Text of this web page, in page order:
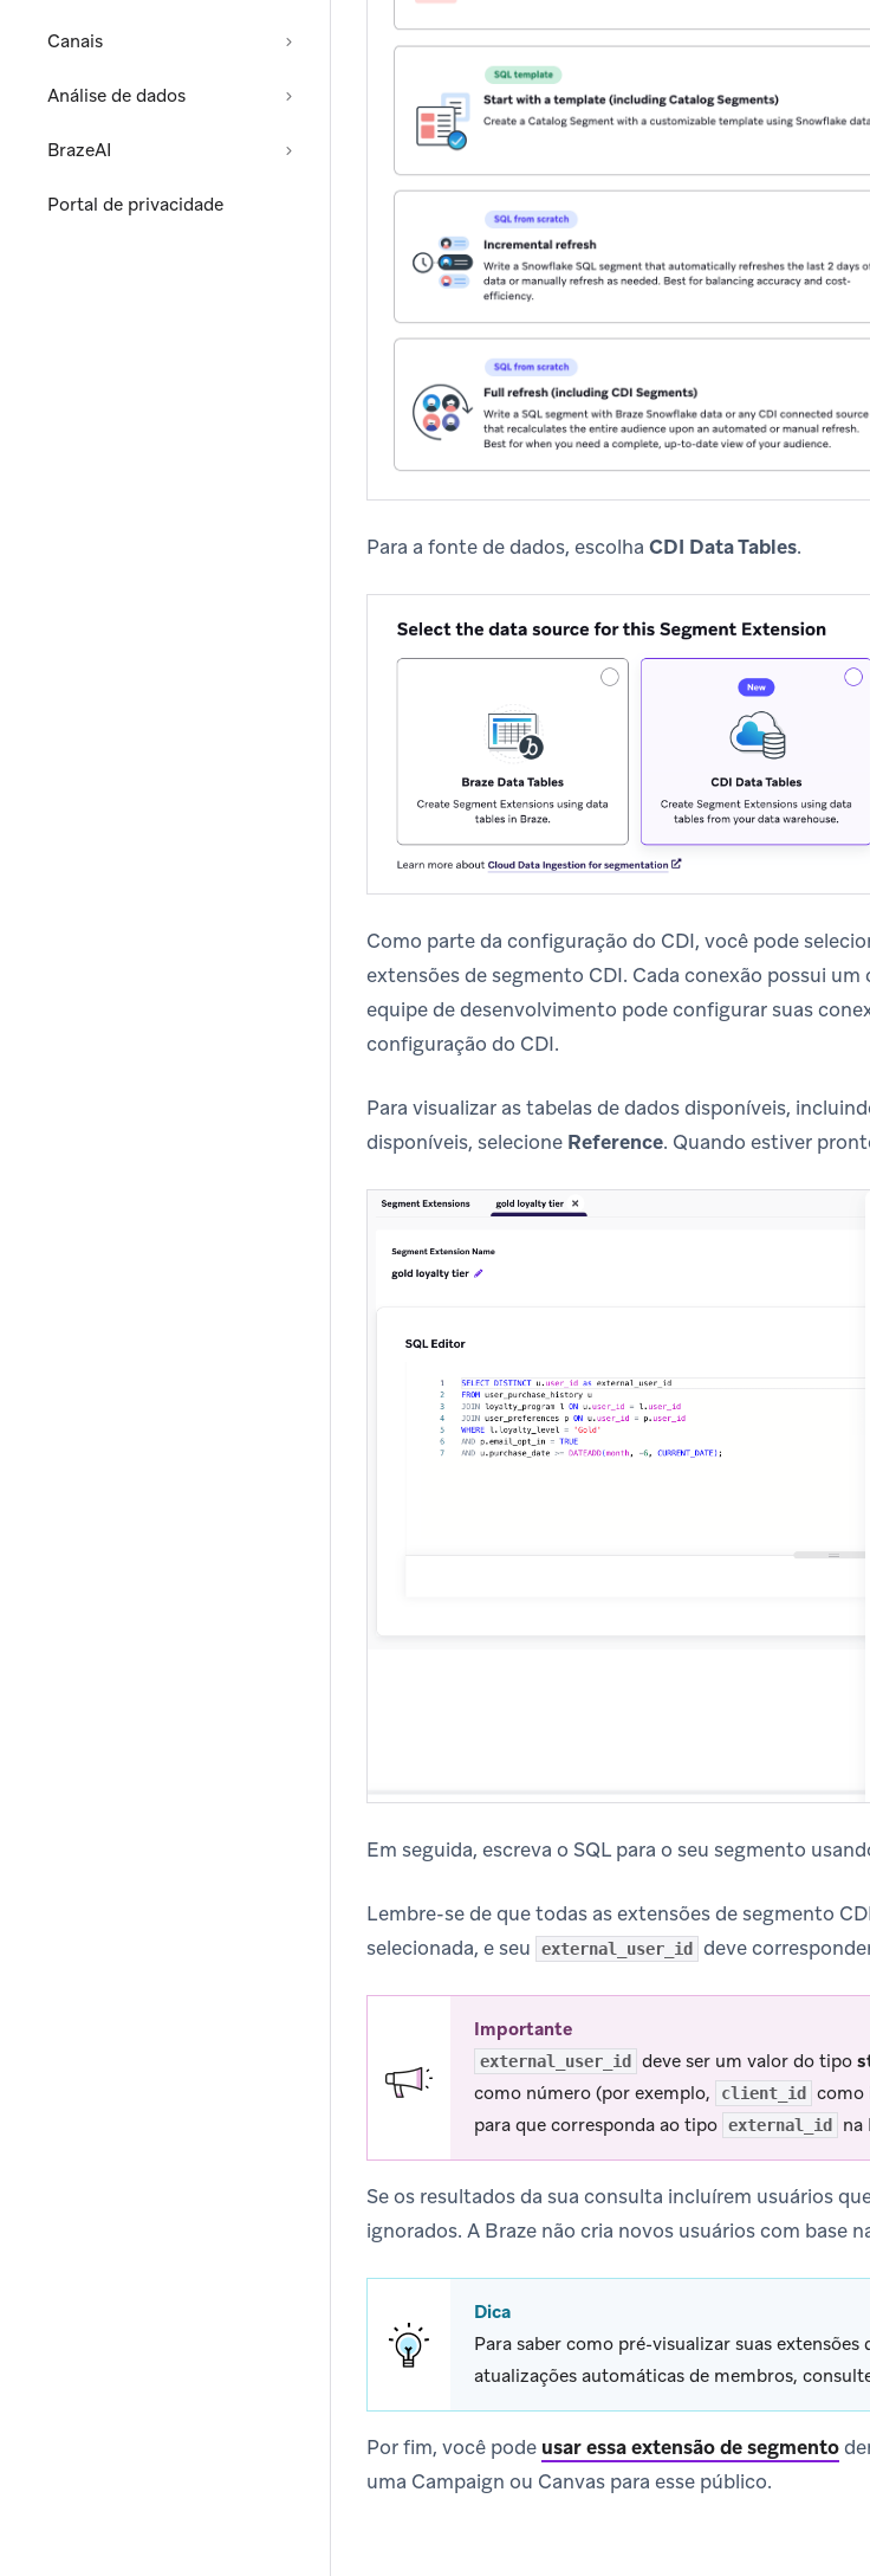
Canais
Análise de dados
BrazeAI
Portal de privacidade
Para a fonte de dados, escolha CDI Data Tables.
Como parte da configuração do CDI, você pode
extensões de segmento CDI. Cada conexão possui
equipe de desenvolvimento pode configurar suas
configuração do CDI.
Para visualizar as tabelas de dados disponíveis,
disponíveis, selecione Reference. Quando estiver
Em seguida, escreva o SQL para o seu segmento
Lembre-se de que todas as extensões de segmento
selecionada, e seu
external_user_id deve
Importante
external_user_id deve ser um valor do tipo
como número (por exemplo,
client_id como
para que corresponda ao tipo external_id na
Se os resultados da sua consulta incluírem usuários
ignorados. A Braze não cria novos usuários com base
Dica
Para saber como pré-visualizar suas
atualizações automáticas de membros,
Por fim, você pode usar essa extensão de segmento
uma Campaign ou Canvas para esse público.